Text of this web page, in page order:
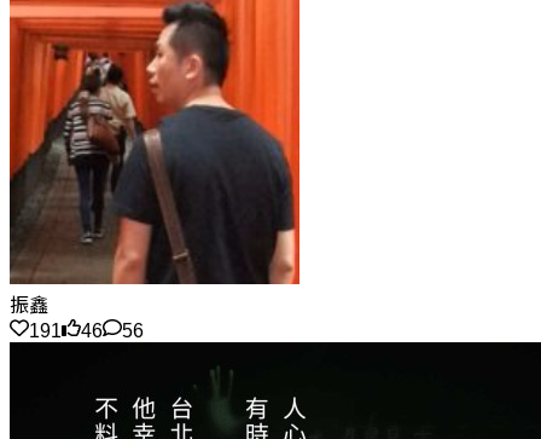
振鑫
191
46 56